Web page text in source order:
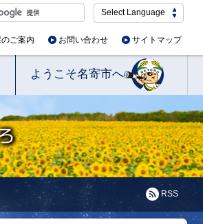
Select Language
ご案内 お問い合わせ サイトマップ
ようこそ名寄市へ
RSS